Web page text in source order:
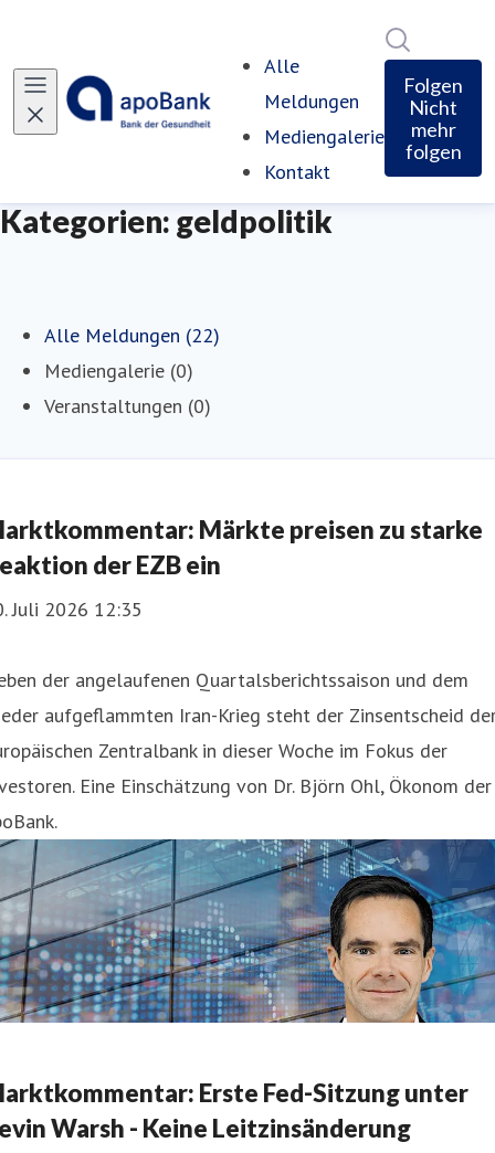
Alle
Meldungen
Mediengalerie
Kontakt
Folgen
Nicht
mehr
folgen
Kategorien: geldpolitik
Alle Meldungen (22)
Mediengalerie (0)
Veranstaltungen (0)
Märkte preisen zu starke
der EZB ein
Juli 2026 12:35
der angelaufenen Quartalsberichtssaison und dem
aufgeflammten Iran-Krieg steht der Zinsentscheid
Zentralbank in dieser Woche im Fokus der
Eine Einschätzung von Dr. Björn Ohl, Ökonom der
Erste Fed-Sitzung unter
Warsh - Keine Leitzinsänderung